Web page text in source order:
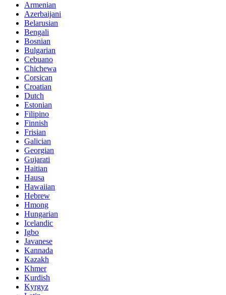
Armenian
Azerbaijani
Belarusian
Bengali
Bosnian
Bulgarian
Cebuano
Chichewa
Corsican
Croatian
Dutch
Estonian
Filipino
Finnish
Frisian
Galician
Georgian
Gujarati
Haitian
Hausa
Hawaiian
Hebrew
Hmong
Hungarian
Icelandic
Igbo
Javanese
Kannada
Kazakh
Khmer
Kurdish
Kyrgyz